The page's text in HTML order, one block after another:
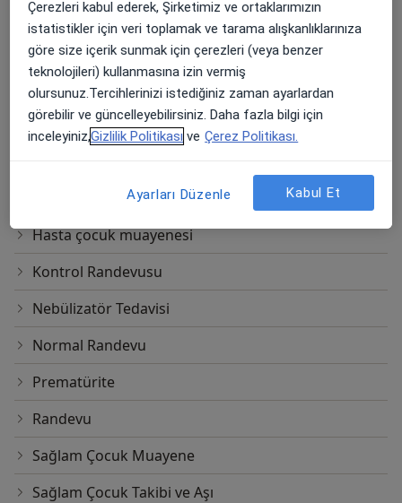
Esd (Sedimantasyon)
Fototerapi
Gaitada Adenovirüs Antijeni
Gaitada Amip Antijeni Testi
Gelişimsel bozuklukların erken tanısı
Hasta çocuk muayenesi
Kontrol Randevusu
Nebülizatör Tedavisi
Normal Randevu
Prematürite
Randevu
Sağlam Çocuk Muayene
Sağlam Çocuk Takibi ve Aşı
Çerezleri kabul ederek, Şirketimiz ve ortaklarımızın
istatistikler için veri toplamak ve tarama alışkanlıklarınıza
göre size içerik sunmak için çerezleri (veya benzer
teknolojileri) kullanmasına izin vermiş
olursunuz.Tercihlerinizi istediğiniz zaman ayarlardan
görebilir ve güncelleyebilirsiniz. Daha fazla bilgi için
inceleyiniz,Gizlilik Politikası ve Çerez Politikası.
Ayarları Düzenle Kabul Et